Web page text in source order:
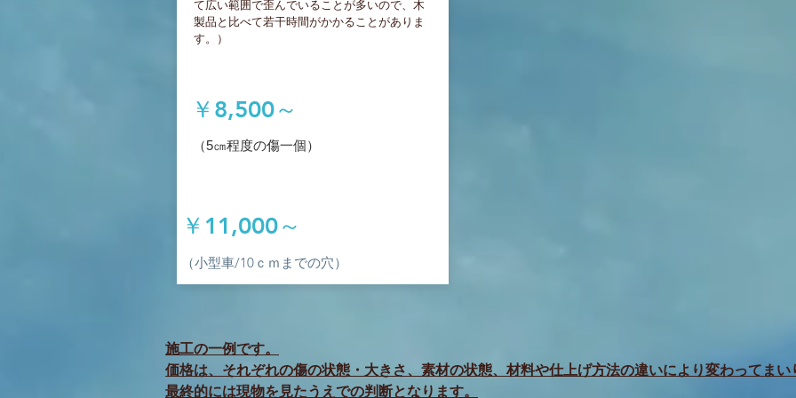
て広い範囲で歪んでいることが多いので、木
製品と比べて若干時間がかかることがありま
す。）
￥8,500～
​（5㎝程度の傷一個）
￥11,000～
​（小型車/10ｃｍまでの穴）
施工の一例です。
価格は、それぞれの傷の状態・大きさ、素材の状態、 材料や仕上げ方法の違いにより変わってまい
最終的には現物を見たうえでの判断となります。​